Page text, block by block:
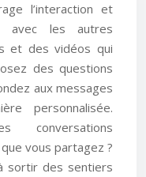
l’interaction et
avec les autres
et des vidéos qui
des questions
aux messages
personnalisée.
conversations
vous partagez ?
sortir des sentiers